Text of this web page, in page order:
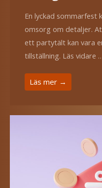
En lyckad sommarfest
omsorg om detaljer.
ett partytält kan vara
tillställning. Läs vidare
Läs mer →